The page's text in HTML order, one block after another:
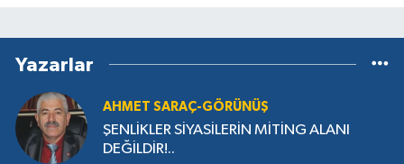
Yazarlar
AHMET SARAÇ-GÖRÜNÜŞ
ŞENLİKLER SİYASİLERİN MİTİNG ALANI
DEĞİLDİR!..